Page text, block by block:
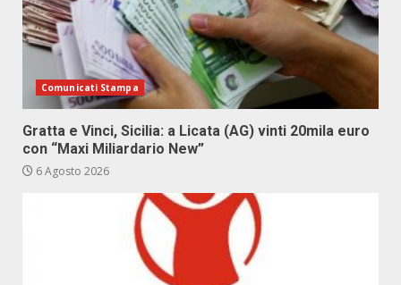
Comunicati Stampa
Gratta e Vinci, Sicilia: a Licata (AG) vinti 20mila euro
con “Maxi Miliardario New”
6 Agosto 2026